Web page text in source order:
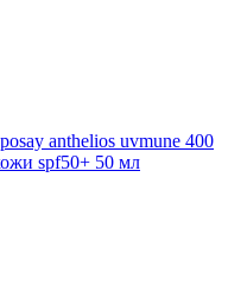
anthelios uvmune 400
spf50+ 50 мл